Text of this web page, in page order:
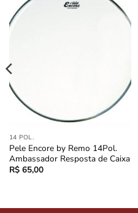
14 POL.
Pele Encore by Remo 14Pol.
Ambassador Resposta de Caixa
R$65,00